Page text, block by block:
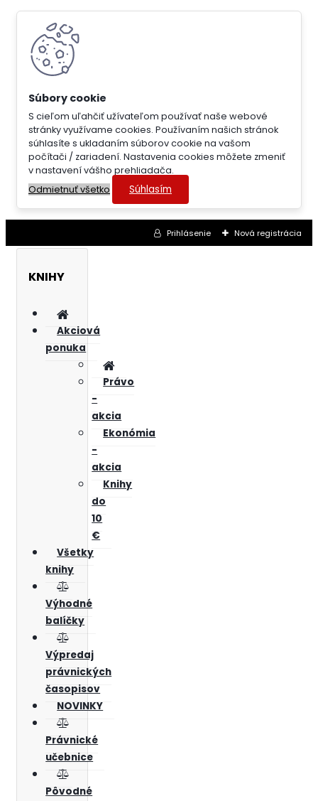
S cieľom uľahčiť užívateľom používať naše webové
stránky využívame cookies. Používaním našich stránok
súhlasíte s ukladaním súborov cookie na vašom
počítači / zariadení. Nastavenia cookies môžete zmeniť
v nastavení vášho prehliadača.
Odmietnuť všetko
Súhlasím
Prihlásenie Nová registrácia
KNIHY
Akciová
ponuka
Právo
-
akcia
Ekonómia
-
akcia
Knihy
do
10
€
Všetky
knihy
Výhodné
balíčky
Výpredaj
právnických
časopisov
NOVINKY
Právnické
učebnice
Pôvodné